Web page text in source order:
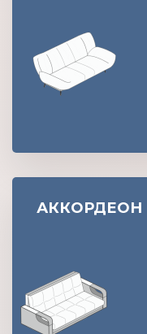
АККОРДЕОН